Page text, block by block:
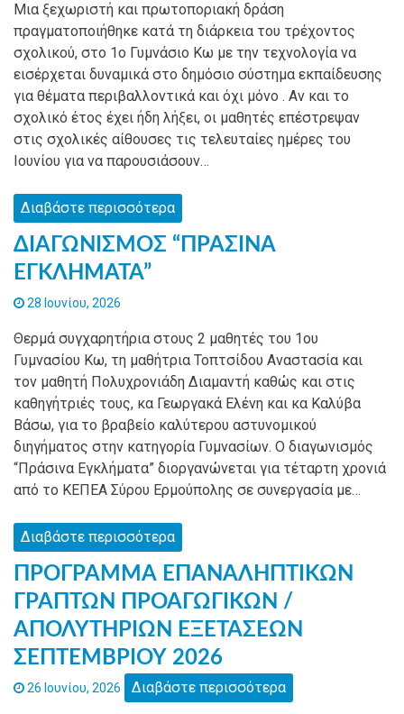
Mια ξεχωριστή και πρωτοποριακή δράση
πραγματοποιήθηκε κατά τη διάρκεια του τρέχοντος
σχολικού, στο 1ο Γυμνάσιο Κω με την τεχνολογία να
εισέρχεται δυναμικά στο δημόσιο σύστημα εκπαίδευσης
για θέματα περιβαλλοντικά και όχι μόνο . Αν και το
σχολικό έτος έχει ήδη λήξει, οι μαθητές επέστρεψαν
στις σχολικές αίθουσες τις τελευταίες ημέρες του
Ιουνίου για να παρουσιάσουν…
Διαβάστε περισσότερα
ΔΙΑΓΩΝΙΣΜΟΣ “ΠΡΑΣΙΝΑ
ΕΓΚΛΗΜΑΤΑ”
28 Ιουνίου, 2026
Θερμά συγχαρητήρια στους 2 μαθητές του 1ου
Γυμνασίου Κω, τη μαθήτρια Τοπτσίδου Αναστασία και
τον μαθητή Πολυχρονιάδη Διαμαντή καθώς και στις
καθηγήτριές τους, κα Γεωργακά Ελένη και κα Καλύβα
Βάσω, για το βραβείο καλύτερου αστυνομικού
διηγήματος στην κατηγορία Γυμνασίων. Ο διαγωνισμός
“Πράσινα Εγκλήματα” διοργανώνεται για τέταρτη χρονιά
από το ΚΕΠΕΑ Σύρου Ερμούπολης σε συνεργασία με…
Διαβάστε περισσότερα
ΠΡΟΓΡΑΜΜΑ ΕΠΑΝΑΛΗΠΤΙΚΩΝ
ΓΡΑΠΤΩΝ ΠΡΟΑΓΩΓΙΚΩΝ /
ΑΠΟΛΥΤΗΡΙΩΝ ΕΞΕΤΑΣΕΩΝ
ΣΕΠΤΕΜΒΡΙΟΥ 2026
26 Ιουνίου, 2026 Διαβάστε περισσότερα